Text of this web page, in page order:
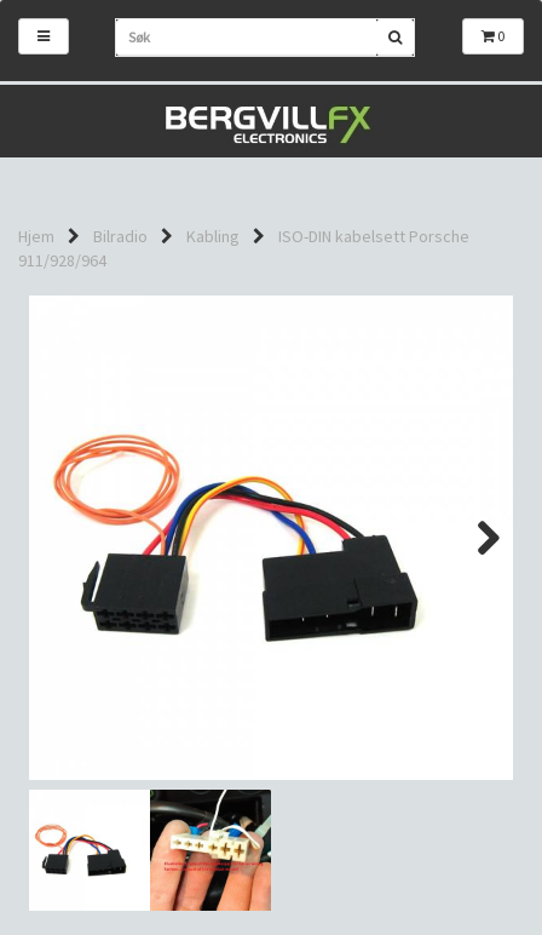
0
Hjem Bilradio Kabling
ISO-DIN kabelsett Porsche
911/928/964